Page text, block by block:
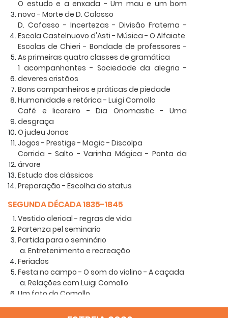
O estudo e a enxada - Um mau e um bom
novo - Morte de D. Calosso
D. Cafasso - Incertezas - Divisão Fraterna -
Escola Castelnuovo d'Asti - Música - O Alfaiate
Escolas de Chieri - Bondade de professores -
As primeiras quatro classes de gramática
1 acompanhantes - Sociedade da alegria -
deveres cristãos
Bons companheiros e práticas de piedade
Humanidade e retórica - Luigi Comollo
Café e licoreiro - Dia Onomastic - Uma
desgraça
O judeu Jonas
Jogos - Prestige - Magic - Discolpa
Corrida - Salto - Varinha Mágica - Ponta da
árvore
Estudo dos clássicos
Preparação - Escolha do status
SEGUNDA DÉCADA 1835-1845
Vestido clerical - regras de vida
Partenza pel seminario
Partida para o seminário
Entretenimento e recreação
Feriados
Festa no campo - O som do violino - A caçada
Relações com Luigi Comollo
Um fato do Comollo